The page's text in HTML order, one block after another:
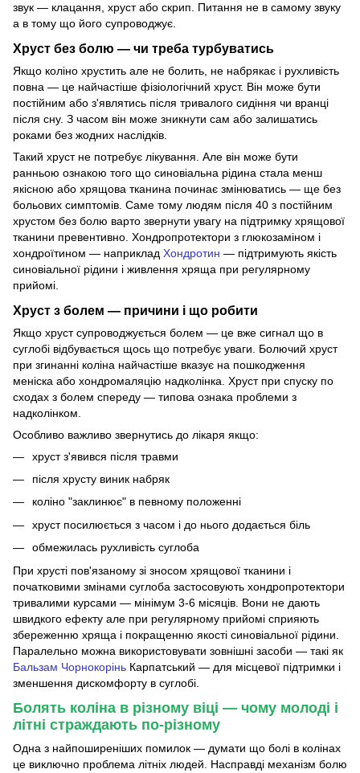
звук — клацання, хруст або скрип. Питання не в самому звуку
а в тому що його супроводжує.
Хруст без болю — чи треба турбуватись
Якщо коліно хрустить але не болить, не набрякає і рухливість
повна — це найчастіше фізіологічний хруст. Він може бути
постійним або з'являтись після тривалого сидіння чи вранці
після сну. З часом він може зникнути сам або залишатись
роками без жодних наслідків.
Такий хруст не потребує лікування. Але він може бути
ранньою ознакою того що синовіальна рідина стала менш
якісною або хрящова тканина починає змінюватись — ще без
больових симптомів. Саме тому людям після 40 з постійним
хрустом без болю варто звернути увагу на підтримку хрящової
тканини превентивно. Хондропротектори з глюкозаміном і
хондроїтином — наприклад Хондротин — підтримують якість
синовіальної рідини і живлення хряща при регулярному
прийомі.
Хруст з болем — причини і що робити
Якщо хруст супроводжується болем — це вже сигнал що в
суглобі відбувається щось що потребує уваги. Болючий хруст
при згинанні коліна найчастіше вказує на пошкодження
меніска або хондромаляцію надколінка. Хруст при спуску по
сходах з болем спереду — типова ознака проблеми з
надколінком.
Особливо важливо звернутись до лікаря якщо:
хруст з'явився після травми
після хрусту виник набряк
коліно "заклинює" в певному положенні
хруст посилюється з часом і до нього додається біль
обмежилась рухливість суглоба
При хрусті пов'язаному зі зносом хрящової тканини і
початковими змінами суглоба застосовують хондропротектори
тривалими курсами — мінімум 3-6 місяців. Вони не дають
швидкого ефекту але при регулярному прийомі сприяють
збереженню хряща і покращенню якості синовіальної рідини.
Паралельно можна використовувати зовнішні засоби — такі як
Бальзам Чорнокорінь Карпатський — для місцевої підтримки і
зменшення дискомфорту в суглобі.
Болять коліна в різному віці — чому молоді і
літні страждають по-різному
Одна з найпоширеніших помилок — думати що болі в колінах
це виключно проблема літніх людей. Насправді механізм болю